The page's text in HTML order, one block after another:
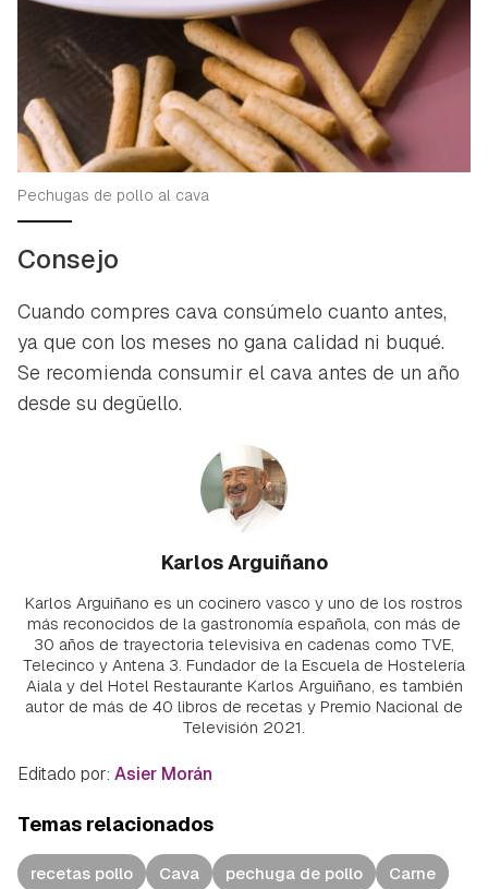
Pechugas de pollo al cava
Consejo
Cuando compres cava consúmelo cuanto antes,
ya que con los meses no gana calidad ni buqué.
Se recomienda consumir el cava antes de un año
desde su degüello.
Karlos Arguiñano
Karlos Arguiñano es un cocinero vasco y uno de los rostros
más reconocidos de la gastronomía española, con más de
30 años de trayectoria televisiva en cadenas como TVE,
Telecinco y Antena 3. Fundador de la Escuela de Hostelería
Aiala y del Hotel Restaurante Karlos Arguiñano, es también
autor de más de 40 libros de recetas y Premio Nacional de
Televisión 2021.
Editado por: Asier Morán
Temas relacionados
recetas pollo Cava pechuga de pollo
Carne